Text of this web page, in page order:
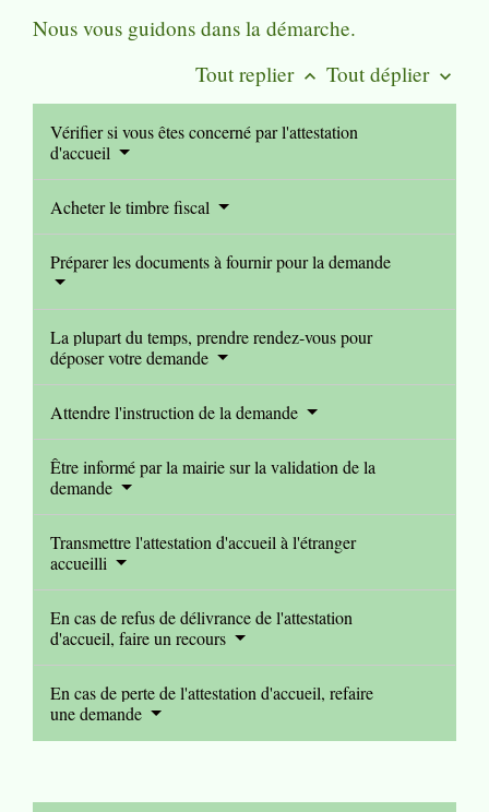
Nous vous guidons dans la démarche.
Tout replier keyboard_arrow_up Tout déplier keyboard_arrow_down
Vérifier si vous êtes concerné par l'attestation
d'accueil
Acheter le timbre fiscal
Préparer les documents à fournir pour la demande
La plupart du temps, prendre rendez-vous pour
déposer votre demande
Attendre l'instruction de la demande
Être informé par la mairie sur la validation de la
demande
Transmettre l'attestation d'accueil à l'étranger
accueilli
En cas de refus de délivrance de l'attestation
d'accueil, faire un recours
En cas de perte de l'attestation d'accueil, refaire
une demande